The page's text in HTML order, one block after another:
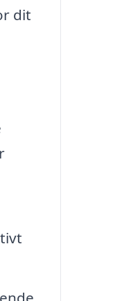
dit